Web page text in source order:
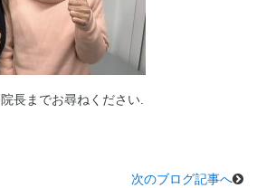
長までお尋ねください.
次のブログ記事へ